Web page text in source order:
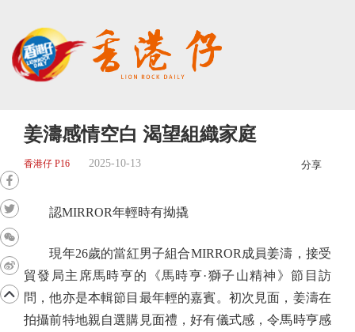
姜濤感情空白 渴望組織家庭
香港仔 P16 2025-10-13 分享
認MIRROR年輕時有拗撬
現年26歲的當紅男子組合MIRROR成員姜濤，接受
貿發局主席馬時亨的《馬時亨·獅子山精神》節目訪
問，他亦是本輯節目最年輕的嘉賓。初次見面，姜濤在
拍攝前特地親自選購見面禮，好有儀式感，令馬時亨感